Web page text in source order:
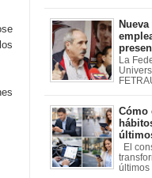
La
Cómo
El
últimos